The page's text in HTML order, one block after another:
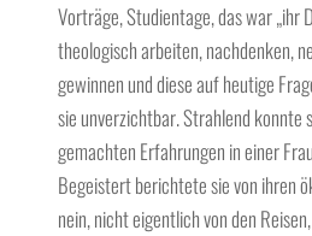
Vorträge, Studientage, das war „ihr
theologisch arbeiten, nachdenken,
gewinnen und diese auf heutige
sie unverzichtbar. Strahlend konnte
gemachten Erfahrungen in einer
Begeistert berichtete sie von ihren
nein, nicht eigentlich von den